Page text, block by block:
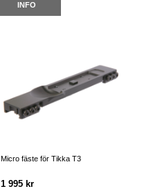
INFO
Micro fäste för Tikka T3
1 995 kr